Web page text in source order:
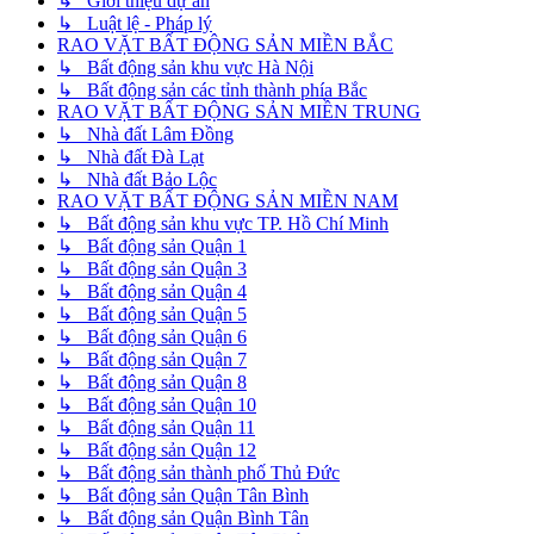
↳ Luật lệ - Pháp lý
RAO VẶT BẤT ĐỘNG SẢN MIỀN BẮC
↳ Bất động sản khu vực Hà Nội
↳ Bất động sản các tỉnh thành phía Bắc
RAO VẶT BẤT ĐỘNG SẢN MIỀN TRUNG
↳ Nhà đất Lâm Đồng
↳ Nhà đất Đà Lạt
↳ Nhà đất Bảo Lộc
RAO VẶT BẤT ĐỘNG SẢN MIỀN NAM
↳ Bất động sản khu vực TP. Hồ Chí Minh
↳ Bất động sản Quận 1
↳ Bất động sản Quận 3
↳ Bất động sản Quận 4
↳ Bất động sản Quận 5
↳ Bất động sản Quận 6
↳ Bất động sản Quận 7
↳ Bất động sản Quận 8
↳ Bất động sản Quận 10
↳ Bất động sản Quận 11
↳ Bất động sản Quận 12
↳ Bất động sản thành phố Thủ Đức
↳ Bất động sản Quận Tân Bình
↳ Bất động sản Quận Bình Tân